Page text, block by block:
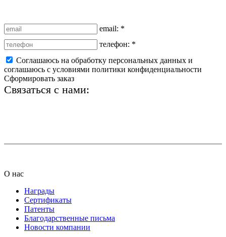
email: *
телефон: *
Соглашаюсь на обработку персональных данных и
соглашаюсь с условиями политики конфиденциальности
Сформировать заказ
Связаться с нами:
О нас
Награды
Сертификаты
Патенты
Благодарственные письма
Новости компании